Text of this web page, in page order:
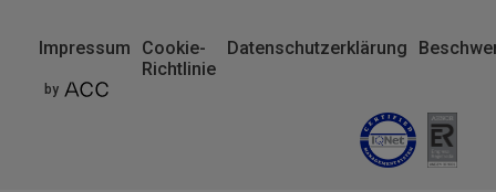
Pie
de
Impressum
Cookie-
Richtlinie
Datenschutzerklärung
by